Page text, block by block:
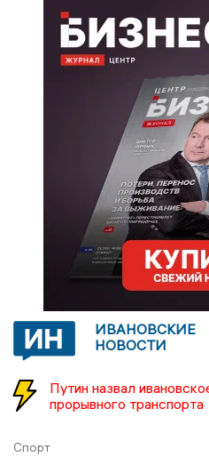
ИВАНОВСКИЕ
НОВОСТИ
Путин назвал
прорывного транспорта
Спорт